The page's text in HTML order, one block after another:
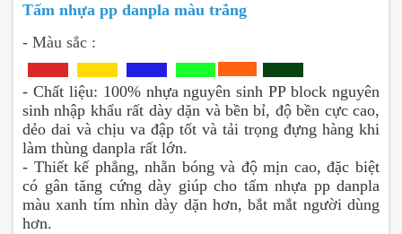
Tấm nhựa pp danpla màu trắng
- Màu sắc :
- Chất liệu: 100% nhựa nguyên sinh PP block nguyên
sinh nhập khẩu rất dày dặn và bền bỉ, độ bền cực cao,
dẻo dai và chịu va đập tốt và tải trọng đựng hàng khi
làm thùng danpla rất lớn.
- Thiết kế phẳng, nhẵn bóng và độ mịn cao, đặc biệt
có gân tăng cứng dày giúp cho tấm nhựa pp danpla
màu xanh tím nhìn dày dặn hơn, bắt mắt người dùng
hơn.